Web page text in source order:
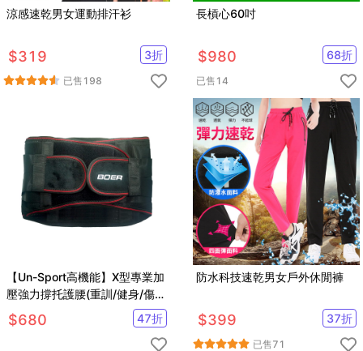
涼感速乾男女運動排汗衫
$319 3折
已售 198
長槓心60吋
$980 68折
已售 14
【Un-Sport高機能】X型專業加
壓強力撐托護腰(重訓/健身/傷後
固定）男女皆可
$680 47折
防水科技速乾男女戶外休閒褲
$399 37折
已售71